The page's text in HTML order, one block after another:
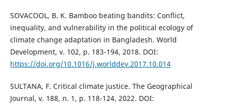
SOVACOOL, B. K. Bamboo beating bandits: Conflict,
inequality, and vulnerability in the political ecology of
climate change adaptation in Bangladesh. World
Development, v. 102, p. 183-194, 2018. DOI:
https://doi.org/10.1016/j.worlddev.2017.10.014
SULTANA, F. Critical climate justice. The Geographical
Journal, v. 188, n. 1, p. 118-124, 2022. DOI: